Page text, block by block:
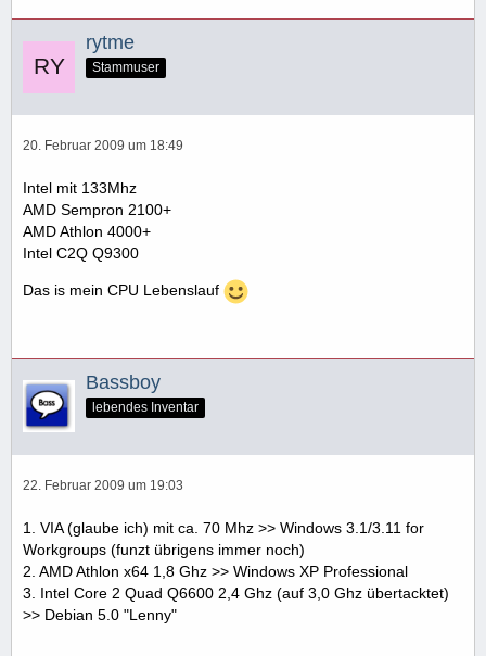
rytme
Stammuser
20. Februar 2009 um 18:49
Intel mit 133Mhz
AMD Sempron 2100+
AMD Athlon 4000+
Intel C2Q Q9300
Das is mein CPU Lebenslauf
Bassboy
lebendes Inventar
22. Februar 2009 um 19:03
1. VIA (glaube ich) mit ca. 70 Mhz >> Windows 3.1/3.11 for
Workgroups (funzt übrigens immer noch)
2. AMD Athlon x64 1,8 Ghz >> Windows XP Professional
3. Intel Core 2 Quad Q6600 2,4 Ghz (auf 3,0 Ghz übertacktet)
>> Debian 5.0 "Lenny"